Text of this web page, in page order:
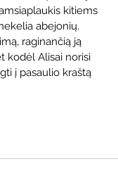
kitiems
abejonių.
raginančią ją
kodėl Alisai norisi
į pasaulio kraštą